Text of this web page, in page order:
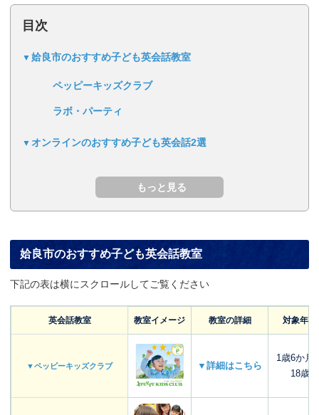
目次
姶良市のおすすめ子ども英会話教室
ペッピーキッズクラブ
ラボ・パーティ
オンラインのおすすめ子ども英会話2選
姶良市のおすすめ子ども英会話教室
下記の表は横にスクロールしてご覧ください
英会話教室 教室イメージ 教室の詳細 対象年齢
▼ペッピーキッズクラブ ▼詳細はこちら
1歳6か月
18歳